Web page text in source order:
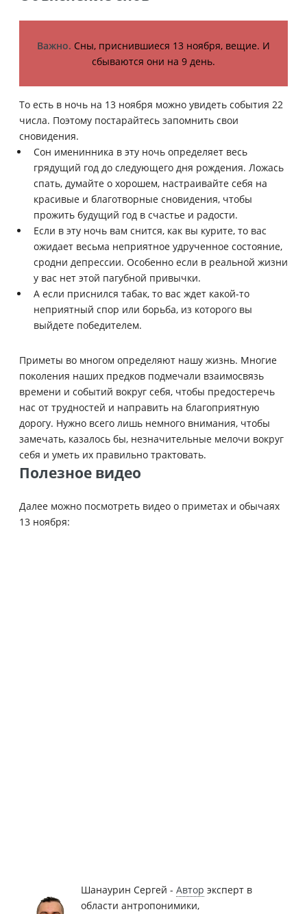
Важно. Сны, приснившиеся 13 ноября, вещие. И
сбываются они на 9 день.
То есть в ночь на 13 ноября можно увидеть события 22
числа. Поэтому постарайтесь запомнить свои
сновидения.
Сон именинника в эту ночь определяет весь
грядущий год до следующего дня рождения. Ложась
спать, думайте о хорошем, настраивайте себя на
красивые и благотворные сновидения, чтобы
прожить будущий год в счастье и радости.
Если в эту ночь вам снится, как вы курите, то вас
ожидает весьма неприятное удрученное состояние,
сродни депрессии. Особенно если в реальной жизни
у вас нет этой пагубной привычки.
А если приснился табак, то вас ждет какой-то
неприятный спор или борьба, из которого вы
выйдете победителем.
Приметы во многом определяют нашу жизнь. Многие
поколения наших предков подмечали взаимосвязь
времени и событий вокруг себя, чтобы предостеречь
нас от трудностей и направить на благоприятную
дорогу. Нужно всего лишь немного внимания, чтобы
замечать, казалось бы, незначительные мелочи вокруг
себя и уметь их правильно трактовать.
Полезное видео
Далее можно посмотреть видео о приметах и обычаях
13 ноября:
Шанаурин Сергей - Автор эксперт в
области антропонимики,